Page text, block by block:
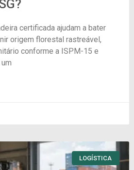
certificada ajudam a bater
origem florestal rastreável,
conforme a ISPM-15 e
LOGÍSTICA